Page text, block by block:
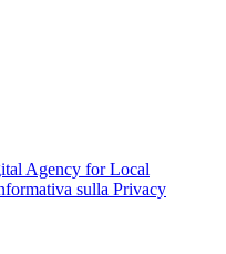
Agency for Local
sulla Privacy